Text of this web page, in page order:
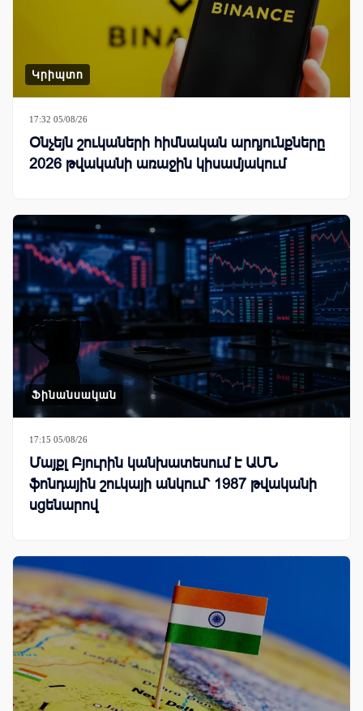
Կրիպտո
17:32 05/08/26
Օնչեյն շուկաների հիմնական արդյունքները
2026 թվականի առաջին կիսամյակում
Ֆինանսական
17:15 05/08/26
Մայքլ Բյուրին կանխատեսում է ԱՄՆ
ֆոնդային շուկայի անկում՝ 1987 թվականի
սցենարով